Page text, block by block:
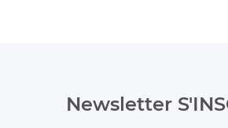
Newsletter